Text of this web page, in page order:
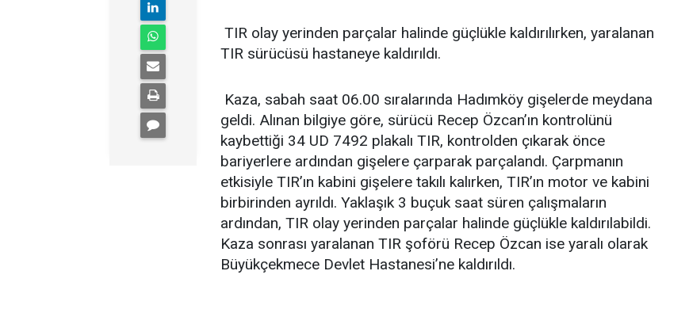
TIR olay yerinden parçalar halinde güçlükle kaldırılırken, yaralanan
TIR sürücüsü hastaneye kaldırıldı.
Kaza, sabah saat 06.00 sıralarında Hadımköy gişelerde meydana
geldi. Alınan bilgiye göre, sürücü Recep Özcan’ın kontrolünü
kaybettiği 34 UD 7492 plakalı TIR, kontrolden çıkarak önce
bariyerlere ardından gişelere çarparak parçalandı. Çarpmanın
etkisiyle TIR’ın kabini gişelere takılı kalırken, TIR’ın motor ve kabini
birbirinden ayrıldı. Yaklaşık 3 buçuk saat süren çalışmaların
ardından, TIR olay yerinden parçalar halinde güçlükle kaldırılabildi.
Kaza sonrası yaralanan TIR şoförü Recep Özcan ise yaralı olarak
Büyükçekmece Devlet Hastanesi’ne kaldırıldı.